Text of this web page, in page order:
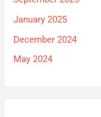
January 2025
December 2024
May 2024